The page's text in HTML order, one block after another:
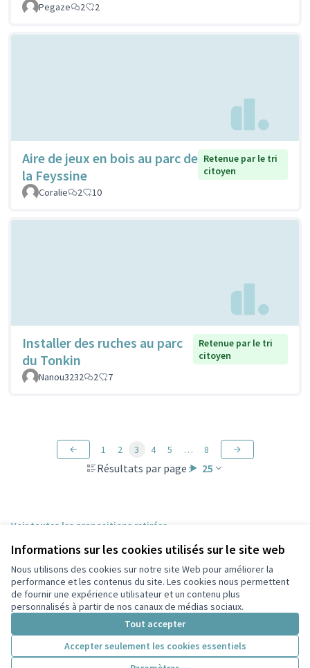
Informations sur les cookies utilisés sur le site web
Nous utilisons des cookies sur notre site Web pour améliorer la
performance et les contenus du site. Les cookies nous permettent
de fournir une expérience utilisateur et un contenu plus
personnalisés à partir de nos canaux de médias sociaux.
Tout accepter
Accepter seulement les cookies essentiels
Pegaze
2 2
Aire de jeux en bois au parc de
la Feyssine
Retenue par le tri
citoyen
Coralie
2 10
Installer des ruches au parc
du Tonkin
Retenue par le tri
citoyen
Nanou3232
2 7
Résultats par page : 25
1 2 3 4 5 … 8
Voir toutes les propositions retirées
Conditions d'utilisation
Paramètres des cookies
Participez Villeurbanne sur X
(Lien externe)
Participez Villeurbanne sur Facebook
Participez Villeurbanne sur Instagram
Participez Villeurbanne sur YouTube
(Lien externe)
Licence
(Lien